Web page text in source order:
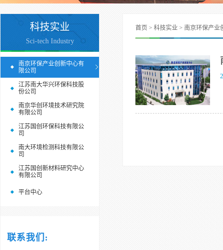
科技实业
Sci-tech Industry
南京环保产业创新中心有
限公司
江苏南大华兴环保科技股
份公司
南京华创环境技术研究院
有限公司
江苏国创环保科技有限公
司
南大环境检测科技有限公
司
江苏国创新材料研究中心
有限公司
平台中心
联系我们:
首页 > 科技实业 > 南京环保产业